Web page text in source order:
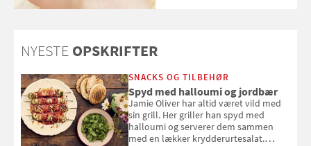
NYESTE OPSKRIFTER
SNACKS OG TILBEHØR
Spyd med halloumi og jordbær
Jamie Oliver har altid været vild med
sin grill. Her griller han spyd med
halloumi og serverer dem sammen
med en lækker krydderurtesalat.